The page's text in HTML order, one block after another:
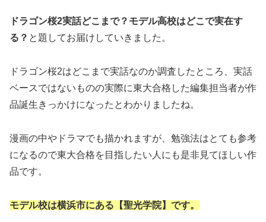
ドラゴン桜2実話どこまで？モデル高校はどこで実在す
る？ と題してお届けしていきました。
ドラゴン桜2はどこまで実話なのか調査したところ、実話
ベースではないものの実際に東大合格した編集担当者が作
品誕生きっかけになったとわかりましたね。
漫画の中やドラマでも描かれますが、勉強法はとても参考
になるので東大合格を目指したい人にも是非見てほしい作
品です。
モデル校は横浜市にある【聖光学院】です。